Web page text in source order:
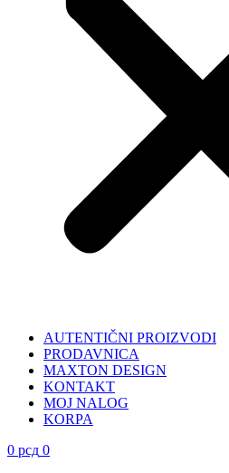
AUTENTIČNI PROIZVODI
PRODAVNICA
MAXTON DESIGN
KONTAKT
MOJ NALOG
KORPA
0 рсд 0